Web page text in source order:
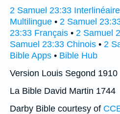
2 Samuel 23:33 Interlinéaire
Multilingue • 2 Samuel
23:33 Français • 2 Samuel
Samuel 23:33 Chinois • 2
Bible Apps • Bible Hub
Version Louis Segond 1910
La Bible David Martin 1744
Darby Bible courtesy of